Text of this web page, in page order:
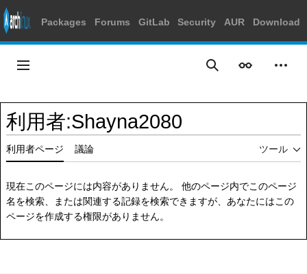
Packages Forums GitLab Security AUR Download
に
ス
キ
ッ
プ
メインメニュー 検索 表示 個人
利用者:Shayna2080
利用者ページ 議論 ツール
現在このページには内容がありません。 他のページ内でこのページ
名を検索 、または関連する記録を検索できますが、あなたにはこの
ページを作成する権限がありません。